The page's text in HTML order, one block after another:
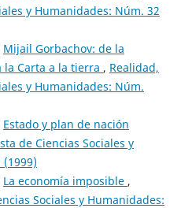
y Humanidades: Núm. 32
Mijail Gorbachov: de la
Carta a la tierra , Realidad,
y Humanidades: Núm.
Estado y plan de nación
de Ciencias Sociales y
La economía imposible ,
Sociales y Humanidades: